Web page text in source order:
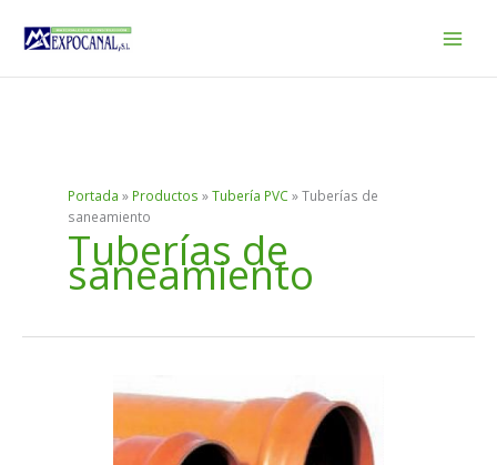
Portada » Productos »Tubería PVC»Tuberías de
saneamiento
Tuberías de
saneamiento